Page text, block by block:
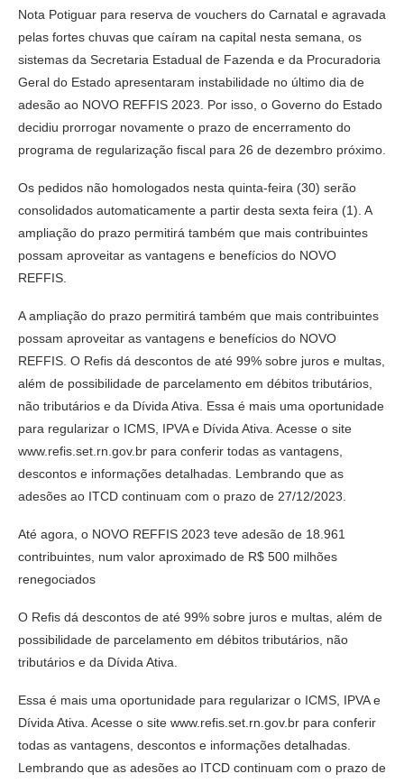
Nota Potiguar para reserva de vouchers do Carnatal e agravada
pelas fortes chuvas que caíram na capital nesta semana, os
sistemas da Secretaria Estadual de Fazenda e da Procuradoria
Geral do Estado apresentaram instabilidade no último dia de
adesão ao NOVO REFFIS 2023. Por isso, o Governo do Estado
decidiu prorrogar novamente o prazo de encerramento do
programa de regularização fiscal para 26 de dezembro próximo.
Os pedidos não homologados nesta quinta-feira (30) serão
consolidados automaticamente a partir desta sexta feira (1). A
ampliação do prazo permitirá também que mais contribuintes
possam aproveitar as vantagens e benefícios do NOVO
REFFIS.
A ampliação do prazo permitirá também que mais contribuintes
possam aproveitar as vantagens e benefícios do NOVO
REFFIS. O Refis dá descontos de até 99% sobre juros e multas,
além de possibilidade de parcelamento em débitos tributários,
não tributários e da Dívida Ativa. Essa é mais uma oportunidade
para regularizar o ICMS, IPVA e Dívida Ativa. Acesse o site
www.refis.set.rn.gov.br para conferir todas as vantagens,
descontos e informações detalhadas. Lembrando que as
adesões ao ITCD continuam com o prazo de 27/12/2023.
Até agora, o NOVO REFFIS 2023 teve adesão de 18.961
contribuintes, num valor aproximado de R$ 500 milhões
renegociados
O Refis dá descontos de até 99% sobre juros e multas, além de
possibilidade de parcelamento em débitos tributários, não
tributários e da Dívida Ativa.
Essa é mais uma oportunidade para regularizar o ICMS, IPVA e
Dívida Ativa. Acesse o site www.refis.set.rn.gov.br para conferir
todas as vantagens, descontos e informações detalhadas.
Lembrando que as adesões ao ITCD continuam com o prazo de